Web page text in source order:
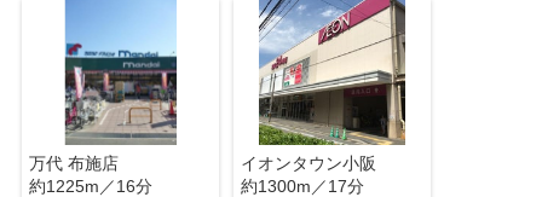
万代 布施店
約1225m／16分
イオンタウン小阪
約1300m／17分